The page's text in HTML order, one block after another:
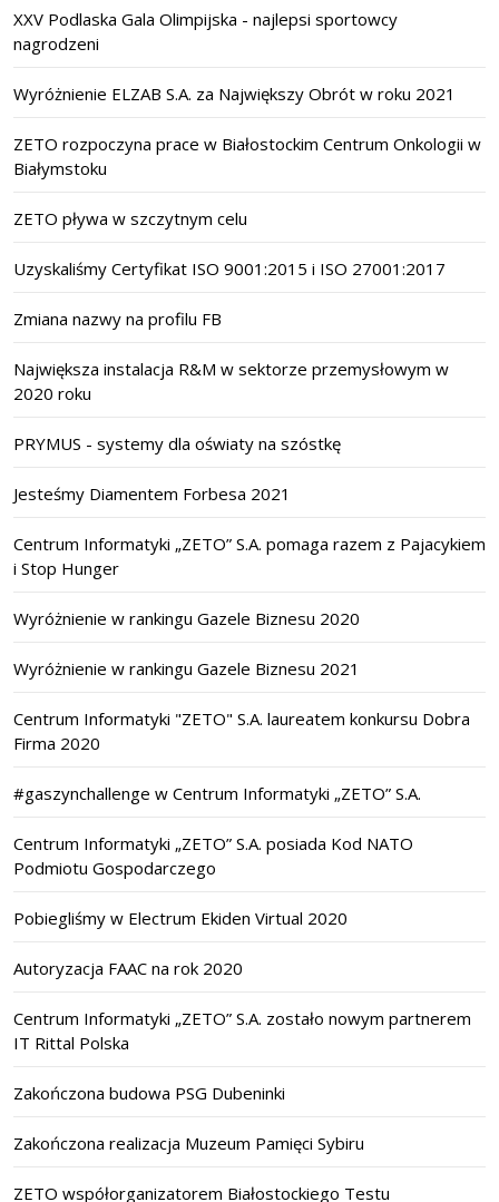
XXV Podlaska Gala Olimpijska - najlepsi sportowcy
nagrodzeni
Wyróżnienie ELZAB S.A. za Największy Obrót w roku 2021
ZETO rozpoczyna prace w Białostockim Centrum Onkologii w
Białymstoku
ZETO pływa w szczytnym celu
Uzyskaliśmy Certyfikat ISO 9001:2015 i ISO 27001:2017
Zmiana nazwy na profilu FB
Największa instalacja R&M w sektorze przemysłowym w
2020 roku
PRYMUS - systemy dla oświaty na szóstkę
Jesteśmy Diamentem Forbesa 2021
Centrum Informatyki „ZETO” S.A. pomaga razem z Pajacykiem
i Stop Hunger
Wyróżnienie w rankingu Gazele Biznesu 2020
Wyróżnienie w rankingu Gazele Biznesu 2021
Centrum Informatyki "ZETO" S.A. laureatem konkursu Dobra
Firma 2020
#gaszynchallenge w Centrum Informatyki „ZETO” S.A.
Centrum Informatyki „ZETO” S.A. posiada Kod NATO
Podmiotu Gospodarczego
Pobiegliśmy w Electrum Ekiden Virtual 2020
Autoryzacja FAAC na rok 2020
Centrum Informatyki „ZETO” S.A. zostało nowym partnerem
IT Rittal Polska
Zakończona budowa PSG Dubeninki
Zakończona realizacja Muzeum Pamięci Sybiru
ZETO współorganizatorem Białostockiego Testu